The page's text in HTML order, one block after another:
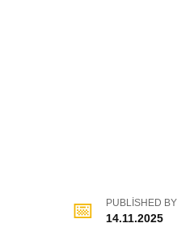
PUBLISHED BY
14.11.2025